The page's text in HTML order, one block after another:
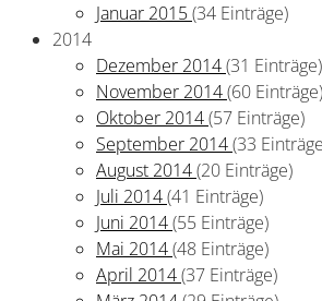
Januar 2015(34 Einträge)
2014
Dezember 2014(31 Einträge)
November 2014(60 Einträge)
Oktober 2014(57 Einträge)
September 2014(33
August 2014(20 Einträge)
Juli 2014(41 Einträge)
Juni 2014(55 Einträge)
Mai 2014(48 Einträge)
April 2014(37 Einträge)